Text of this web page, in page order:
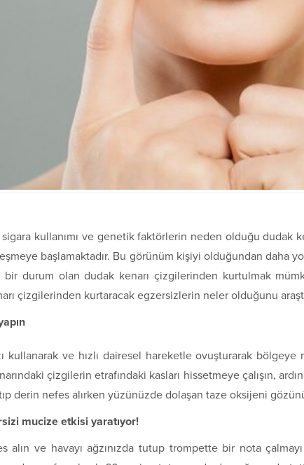
sigara kullanımı ve genetik faktörlerin neden olduğu dudak
başlamaktadır. Bu görünüm kişiyi olduğundan daha
bir durum olan dudak kenarı çizgilerinden kurtulmak
çizgilerinden kurtaracak egzersizlerin neler olduğunu
kullanarak ve hızlı dairesel hareketle ovuşturarak bölgeye
çizgilerin etrafındaki kasları hissetmeye çalışın,
derin nefes alırken yüzünüzde dolaşan taze oksijeni
mucize etkisi yaratıyor!
alın ve havayı ağzınızda tutup trompette bir nota